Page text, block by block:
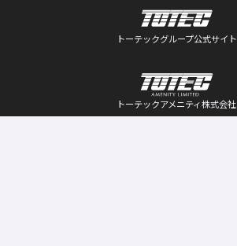
トーテックグループ公式サイト
トーテックアメニティ株式会社